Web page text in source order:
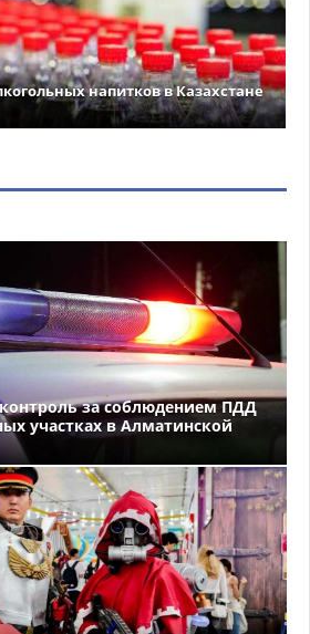
напитков в Казахстане
за соблюдением ПДД
участках в Алматинской